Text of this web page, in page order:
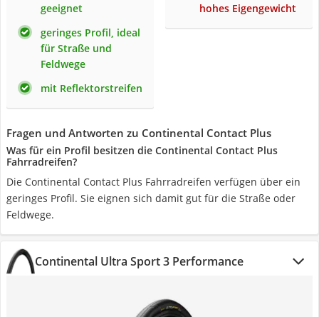
geeignet
geringes Profil, ideal
für Straße und
Feldwege
mit Reflektorstreifen
hohes Eigengewicht
Fragen und Antworten zu Continental Contact Plus
Was für ein Profil besitzen die Continental Contact Plus
Fahrradreifen?
Die Continental Contact Plus Fahrradreifen verfügen über ein
geringes Profil. Sie eignen sich damit gut für die Straße oder
Feldwege.
Continental Ultra Sport 3 Performance